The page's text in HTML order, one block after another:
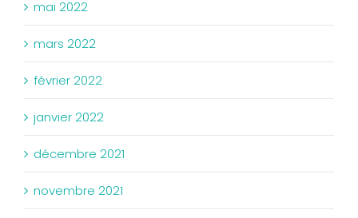
mai 2022
mars 2022
février 2022
janvier 2022
décembre 2021
novembre 2021